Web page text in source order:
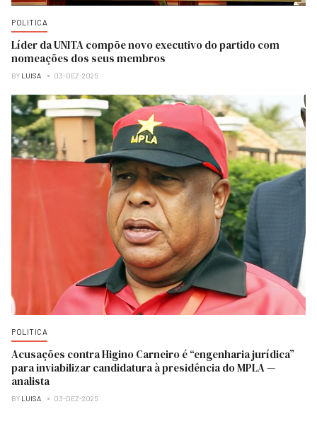
POLITICA
Líder da UNITA compõe novo executivo do partido com
nomeações dos seus membros
BY LUISA 03-DEZ-2025
POLITICA
Acusações contra Higino Carneiro é “engenharia jurídica”
para inviabilizar candidatura à presidência do MPLA —
analista
BY LUISA 03-DEZ-2025